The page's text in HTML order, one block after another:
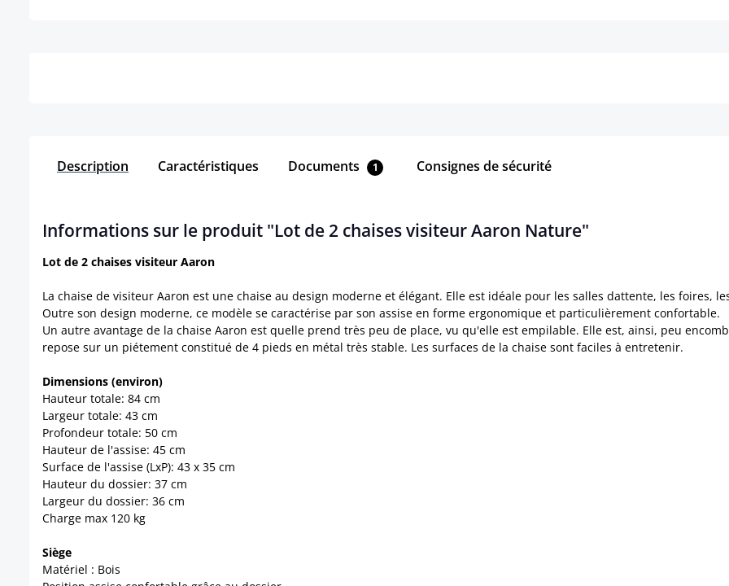
Description Caractéristiques Documents 1 Consignes de sécurité
Informations sur le produit "Lot de 2 chaises visiteur Aaron Nature"
Lot de 2 chaises visiteur Aaron
La chaise de visiteur Aaron est une chaise au design moderne et élégant. Elle est idéale pour les salles dattente, les foires,
Outre son design moderne, ce modèle se caractérise par son assise en forme ergonomique et particulièrement confortable.
Un autre avantage de la chaise Aaron est quelle prend très peu de place, vu qu'elle est empilable. Elle est, ainsi, peu
repose sur un piétement constitué de 4 pieds en métal très stable. Les surfaces de la chaise sont faciles à entretenir.
Dimensions (environ)
Hauteur totale: 84 cm
Largeur totale: 43 cm
Profondeur totale: 50 cm
Hauteur de l'assise: 45 cm
Surface de l'assise (LxP): 43 x 35 cm
Hauteur du dossier: 37 cm
Largeur du dossier: 36 cm
Charge max 120 kg
Siège
Matériel : Bois